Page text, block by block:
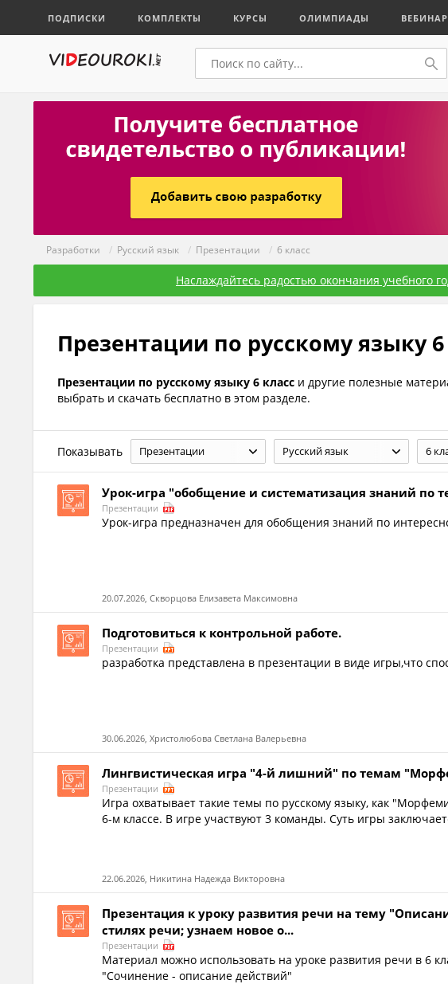
ПОДПИСКИ КОМПЛЕКТЫ КУРСЫ ОЛИМПИАДЫ
Разработки / Русский язык / Презентации / 6 класс
Наслаждайтесь радостью окончания учебного
Презентации по русскому языку 6
Презентации по русскому языку 6 класс и другие полезные
выбрать и скачать бесплатно в этом разделе.
Показывать Презентации Русский язык 6
Урок-игра "обобщение и систематизация знаний по
Презентации
Урок-игра предназначен для обобщения знаний по
20.07.2026, Скворцова Елизавета Максимовна
Подготовиться к контрольной работе.
Презентации
разработка представлена в презентации в виде игры,что
30.06.2026, Христолюбова Светлана Валерьевна
Лингвистическая игра "4-й лишний" по темам
Презентации
Игра охватывает такие темы по русскому языку, как
6-м классе. В игре участвуют 3 команды. Суть игры
22.06.2026, Никитина Надежда Викторовна
Презентация к уроку развития речи на тему
стилях речи; узнаем новое о...
Презентации
Материал можно использовать на уроке развития речи в 6
"Сочинение - описание действий"